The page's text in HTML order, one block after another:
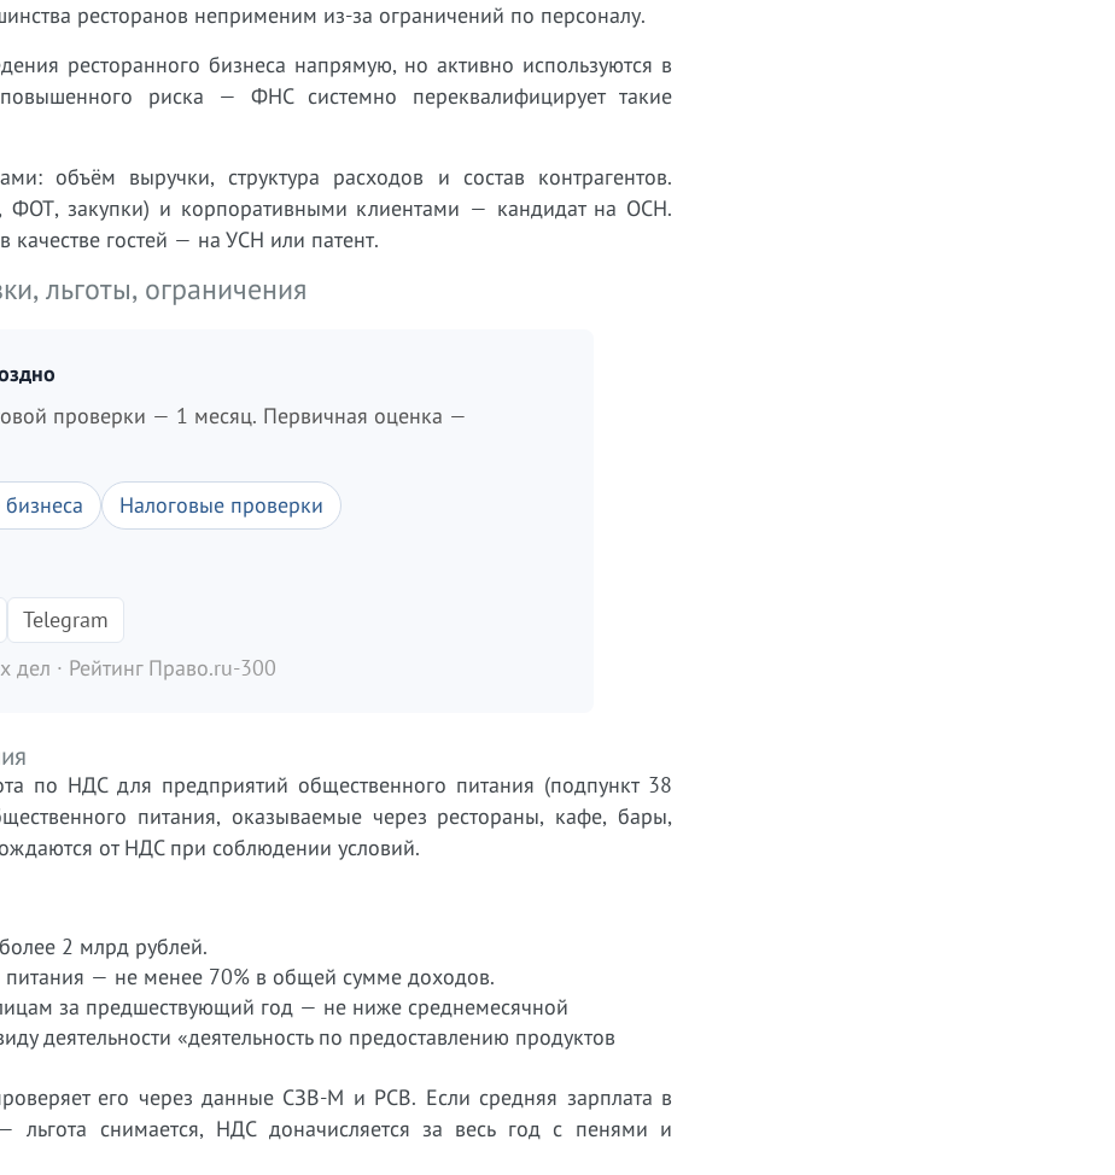
ресторанов неприменим из-за ограничений по персоналу.
ресторанного бизнеса напрямую, но активно используются в
риска — ФНС системно переквалифицирует такие
объём выручки, структура расходов и состав контрагентов.
ФОТ, закупки) и корпоративными клиентами — кандидат на ОСН.
гостей — на УСН или патент.
льготы, ограничения
проверки — 1 месяц. Первичная оценка —
Налоговые проверки
Telegram
дел · Рейтинг Право.ru-300
по НДС для предприятий общественного питания (подпункт 38
питания, оказываемые через рестораны, кафе, бары,
от НДС при соблюдении условий.
2 млрд рублей.
питания — не менее 70% в общей сумме доходов.
за предшествующий год — не ниже среднемесячной
деятельности «деятельность по предоставлению продуктов
его через данные СЗВ-М и РСВ. Если средняя зарплата в
льгота снимается, НДС доначисляется за весь год с пенями и